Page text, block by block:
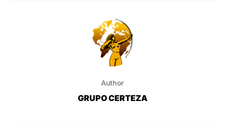
Author
GRUPO CERTEZA